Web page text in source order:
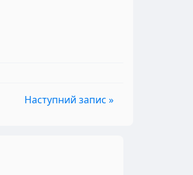
Наступний запис »